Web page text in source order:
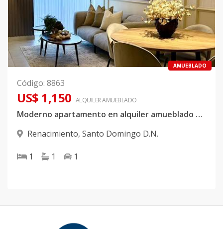
AMUEBLADO
Código: 8863
US$ 1,150 ALQUILERAMUEBLADO
Moderno apartamento en alquiler amueblado o vacío en Renacimiento en la misma Av. Rómulo Betancourt
Renacimiento, Santo Domingo D.N.
1 1 1